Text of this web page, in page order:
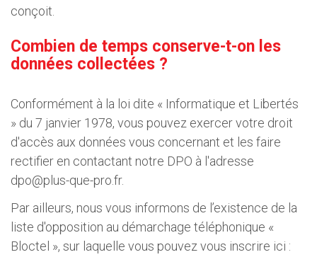
conçoit.
Combien de temps conserve-t-on les
données collectées ?
Conformément à la loi dite « Informatique et Libertés
» du 7 janvier 1978, vous pouvez exercer votre droit
d'accès aux données vous concernant et les faire
rectifier en contactant notre DPO à l'adresse
dpo@plus-que-pro.fr.
Par ailleurs, nous vous informons de l’existence de la
liste d'opposition au démarchage téléphonique «
Bloctel », sur laquelle vous pouvez vous inscrire ici :